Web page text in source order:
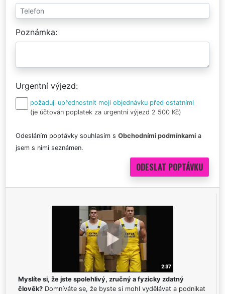
Poznámka
Urgentní výjezd
požaduji upřednostnit moji objednávku před ostatními
(je účtován poplatek za urgentní výjezd 2 500 Kč)
Odesláním poptávky souhlasím s Obchodními podmínkami a
jsem s nimi seznámen.
Myslíte si, že jste spolehlivý, zručný a fyzicky zdatný
člověk? Domníváte se, že byste si mohl vydělávat a podnikat